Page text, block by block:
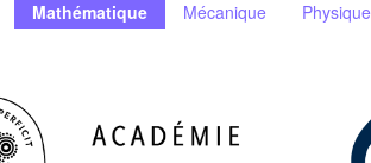
Mathématique Mécanique Physique